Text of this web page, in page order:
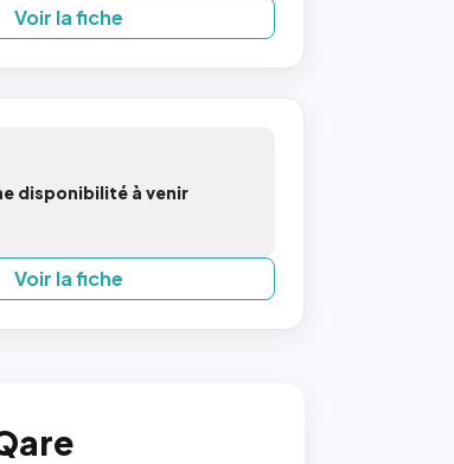
Voir la fiche
disponibilité à venir
Voir la fiche